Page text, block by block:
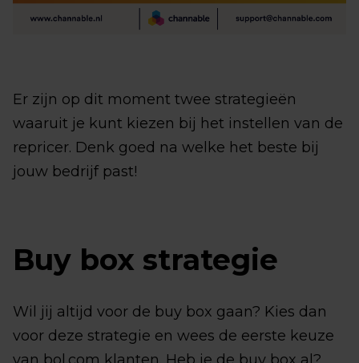
Er zijn op dit moment twee strategieën
waaruit je kunt kiezen bij het instellen van de
repricer. Denk goed na welke het beste bij
jouw bedrijf past!
Buy box strategie
Wil jij altijd voor de buy box gaan? Kies dan
voor deze strategie en wees de eerste keuze